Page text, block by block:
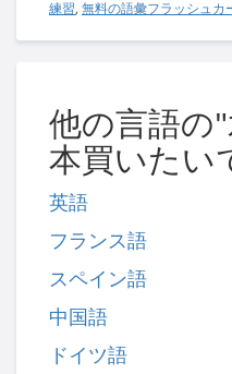
練習, 無料の語彙フラッシュカ
他の言語の
本買いたい
英語
フランス語
スペイン語
中国語
ドイツ語